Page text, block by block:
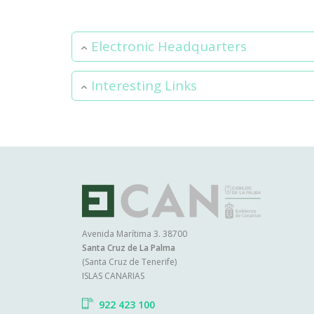
Electronic Headquarters
Interesting Links
Avenida Marítima 3. 38700
Santa Cruz de La Palma
(Santa Cruz de Tenerife)
ISLAS CANARIAS
922 423 100